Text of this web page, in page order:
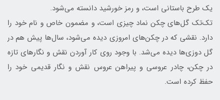
یک طرح باستانی است، و رمز خورشید دانسته می‌شود.
تک‌تک گل‌های چکن نماد چیزی است، و مضمون خاص و نام خود را
دارد. نقشی که در چکن‌های امروزی دیده می‌شود، سال‌ها پیش هم در
گل دوزی‌ها دیده می‌شد. با وجود روی کار آوردن نقش و نگارهای تازه
در چکن، چادر عروسی و پیراهن عروس نقش و نگار قدیمی خود را
حفظ کرده است.